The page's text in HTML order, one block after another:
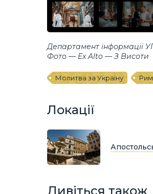
Департамент інформації
Фото — Ex Alto — З Висоти
Молитва за Україну Рим
Локації
Дивіться також